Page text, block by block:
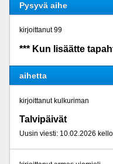
Pysyvä aihe
kirjoittanut 99
aihetta
kirjoittanut kulkuriman
Talvipäivät